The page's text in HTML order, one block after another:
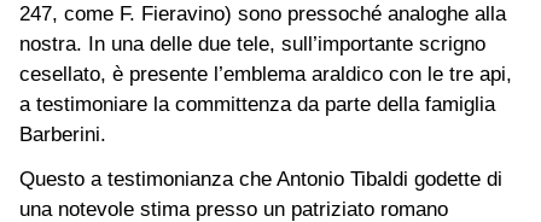
247, come F. Fieravino) sono pressoché analoghe alla
nostra. In una delle due tele, sull’importante scrigno
cesellato, è presente l’emblema araldico con le tre api,
a testimoniare la committenza da parte della famiglia
Barberini.
Questo a testimonianza che Antonio Tibaldi godette di
una notevole stima presso un patriziato romano